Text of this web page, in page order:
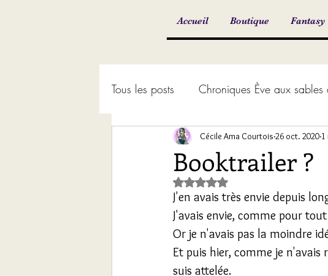
Accueil Boutique Fantasy
Tous les posts Chroniques Ève aux sables
Chroniques conte des sept Chants
Booktrailer ?
Cécile Ama Courtois 26 oct. 2020 1
Noté NaN étoiles sur 5.
J'en avais très envie depuis
J'avais envie, comme pour
Or je n'avais pas la moindre
Et puis hier, comme je
suis attelée.